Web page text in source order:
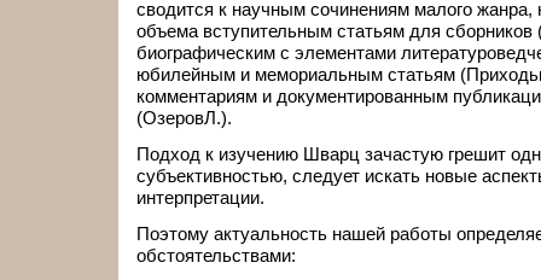
сводится к научным сочинениям малого жанра,
объема вступительным статьям для
биографическим с элементами
юбилейным и мемориальным статьям
комментариям и документированным
(ОзеровЛ.).
Подход к изучению Шварц зачастую грешит
субъективностью, следует искать новые
интерпретации.
Поэтому актуальность нашей работы
обстоятельствами: